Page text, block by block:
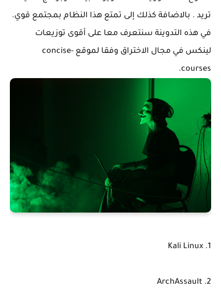
تريد . بالاضافة كذلك إلى تمتع هذا النظام بمجتمع قوي.
في هذه التدوينة سنتعرف معا على أقوى توزيعات
لينكس في مجال الاختراق وفقا لموقع concise-
courses.
1. Kali Linux
2. ArchAssault